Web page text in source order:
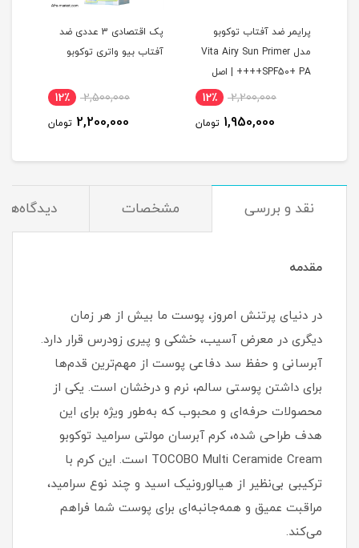
پرایمر ضد آفتاب توکوبو
مدل Vita Airy Sun Primer
SPF50+ PA++++ | اصل
2,200,000 12٪
1,950,000 تومان
پک اقتصادی 3 عددی ضد
آفتاب بیو واتری توکوبو
2,500,000 12٪
2,200,000 تومان
نقد و بررسی مشخصات دیدگاه‌ها
مقدمه
در دنیای پرتنش امروز، پوست ما بیش از هر زمان
دیگری در معرض آسیب، خشکی و پیری زودرس قرار دارد.
آبرسانی و حفظ سد دفاعی پوست از مهم‌ترین قدم‌ها
برای داشتن پوستی سالم، نرم و درخشان است. یکی از
محصولات حرفه‌ای و محبوب که به‌طور ویژه برای این
هدف طراحی شده، کرم آبرسان مولتی سرامید توکوبو
TOCOBO Multi Ceramide Cream است. این کرم با
ترکیبی بی‌نظیر از هیالورونیک اسید و چند نوع سرامید،
مراقبت عمیق و همه‌جانبه‌ای برای پوست شما فراهم
می‌کند.